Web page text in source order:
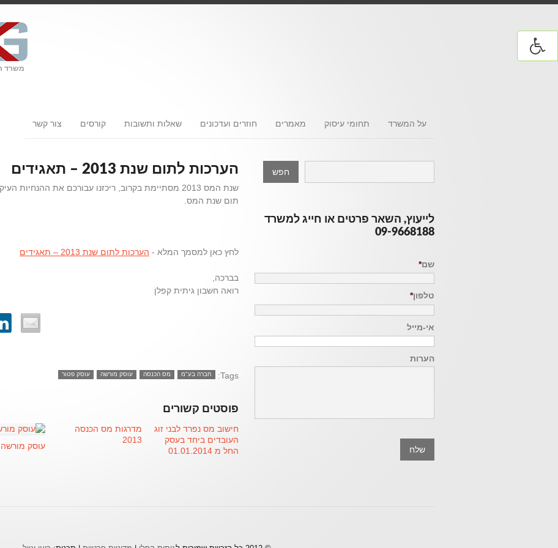
משרד
על המשרד תחומי עיסוק מאמרים חוזרים ועדכונים שאלות ותשובות קורסים צור קשר
הערכות לתום שנת 2013 – תאגידים
שנת המס 2013 מסתיימת בקרוב, ריכזנו עבורכם את
תום שנת המס.
לחץ כאן למסמך המלא - הערכות לתום שנת 2013 – תאגידים
בברכה,
רואה חשבון גיתית קפלן
Tags: חברה בע"מ מס הכנסה עוסק מורשה עוסק פטור
פוסטים קשורים
חישוב מס נפרד לבני זוג
העובדים ביחד בעסק
החל מ 01.01.2014
מדרגות מס הכנסה
2013
עוסק מורשה
לייעוץ, השאר פרטים או חייג למשרד
09-9668188
שם*
טלפון*
אי-מייל
הערות